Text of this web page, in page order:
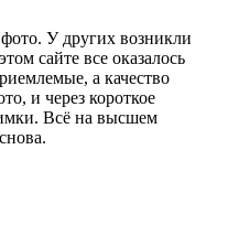
У других возникли
сайте все оказалось
а качество
и через короткое
Всё на высшем